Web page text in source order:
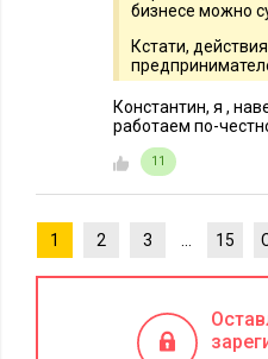
бизнесе можно
Кстати,
Константин, я ,
работаем по-
11
1 2 3 15